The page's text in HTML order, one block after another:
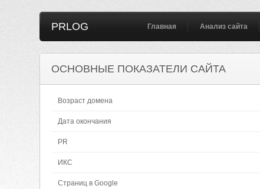
PRLOG Главная Анализ сайта
ОСНОВНЫЕ ПОКАЗАТЕЛИ САЙТА
Возраст домена
Дата окончания
PR
ИКС
Страниц в Google